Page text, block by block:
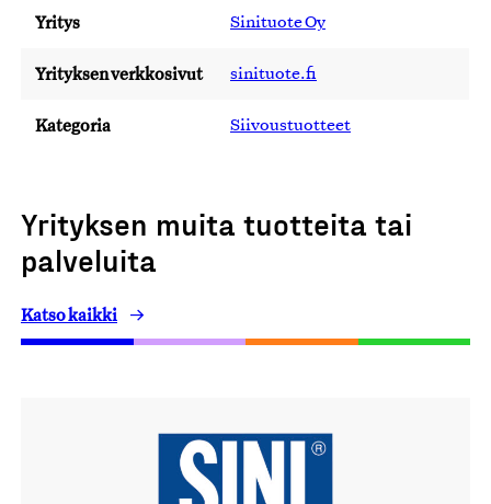
Yritys Sinituote Oy
Yrityksen verkkosivut sinituote.fi
Kategoria Siivoustuotteet
Yrityksen muita tuotteita tai
palveluita
Katso kaikki